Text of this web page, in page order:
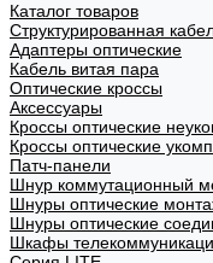
Каталог товаров
Структурированная
Адаптеры оптические
Кабель витая пара
Оптические кроссы
Аксессуары
Кроссы оптические
Кроссы оптические
Патч-панели
Шнур коммутационный
Шнуры оптические
Шнуры оптические
Шкафы